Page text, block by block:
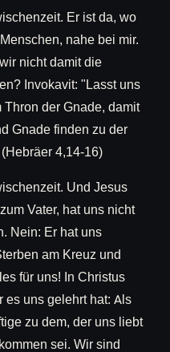
Er ist da, wo
nahe bei mir.
nicht damit die
Invokavit: "Lasst uns
der Gnade, damit
Gnade finden zu der
4,14-16)
Und Jesus
Vater, hat uns nicht
Nein: Er hat uns
am Kreuz und
für uns! In Christus
es uns gelehrt hat: Als
zu dem, der uns liebt
sei. Wir sind